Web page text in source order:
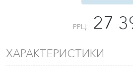
РРЦ: 27
ХАРАКТЕРИСТИКИ